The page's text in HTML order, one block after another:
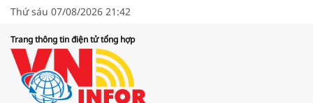
Thứ sáu 07/08/2026 21:42
Trang thông tin điện tử tổng hợp